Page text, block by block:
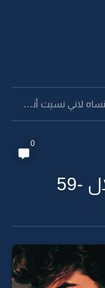
رواية اعشقه وصعب أنساه لاني نسيت أنساه -11
0
-59